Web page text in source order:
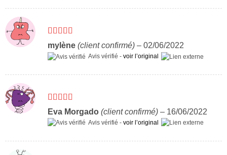
Note5sur 5
mylène (client confirmé) – 02/06/2022
Avis vérifié - voir l’original
Note5sur 5
Eva Morgado (client confirmé) – 16/06/2022
Avis vérifié - voir l’original